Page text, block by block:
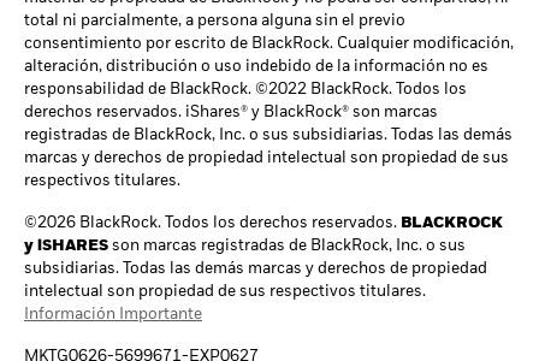
total ni parcialmente, a persona alguna sin el previo
consentimiento por escrito de BlackRock. Cualquier modificación,
alteración, distribución o uso indebido de la información no es
responsabilidad de BlackRock. ©2022 BlackRock. Todos los
derechos reservados. iShares® y BlackRock® son marcas
registradas de BlackRock, Inc. o sus subsidiarias. Todas las demás
marcas y derechos de propiedad intelectual son propiedad de sus
respectivos titulares.
©2026 BlackRock. Todos los derechos reservados. BLACKROCK
y iSHARES son marcas registradas de BlackRock, Inc. o sus
subsidiarias. Todas las demás marcas y derechos de propiedad
intelectual son propiedad de sus respectivos titulares.
Información Importante
MKTG0626-5699671-EXP0627